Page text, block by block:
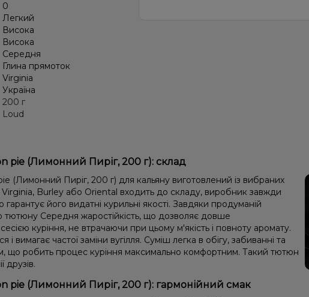
0
Легкий
Висока
Висока
Середня
Глина прямоток
Virginia
Україна
200 г
Loud
pie (Лимонний Пиріг, 200 г): склад
Пиріг, 200 г) для кальяну виготовлений із вибраних
Burley або Oriental входить до складу, виробник завжди
його видатні курильні якості. Завдяки продуманій
тютюну Середня жаростійкість, що дозволяє довше
куріння, не втрачаючи при цьому м'якість і повноту аромату.
і вимагає частої заміни вугілля. Суміш легка в обігу, забиванні та
що робить процес куріння максимально комфортним. Такий тютюн
друзів.
pie (Лимонний Пиріг, 200 г): гармонійний смак